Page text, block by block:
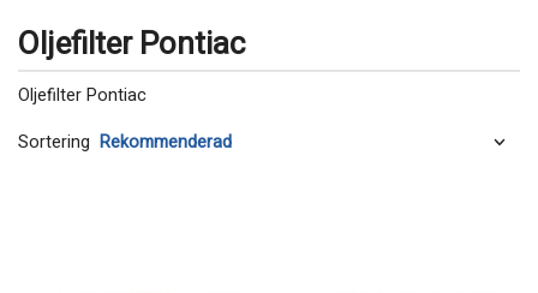
Oljefilter Pontiac
Oljefilter Pontiac
Sortering